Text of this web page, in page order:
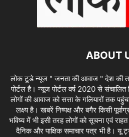
ABOUT
लोक टूडे न्यूज " जनता की आवाज " देश की
पोर्टल है। न्यूज पोर्टल वर्ष 2020 से
लोगों की आवाज को सत्ता के गलियारों तक
लक्ष्य है। खबरें निष्पक्ष और बगैर किसी
भविष्य में भी इसी तरह लोगों को सूचना एवं
दैनिक और पाक्षिक समाचार पत्र भी है। यू